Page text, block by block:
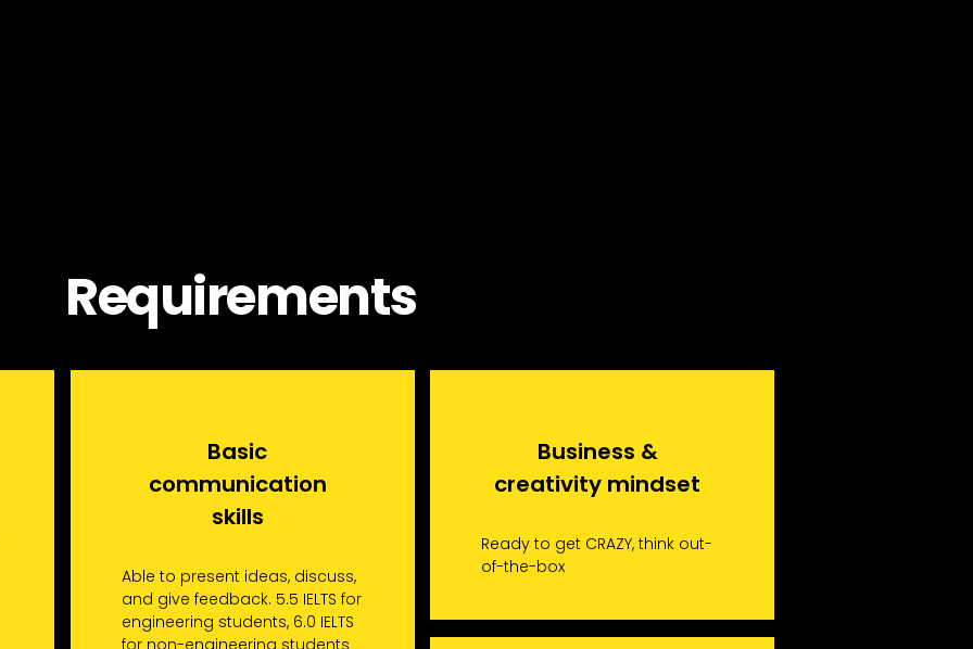
Requirements
Basic
communication
skills
Able to present ideas, discuss,
and give feedback. 5.5 IELTS for
engineering students, 6.0 IELTS
for non-engineering students
Business &
creativity mindset
Ready to get CRAZY, think out-
of-the-box